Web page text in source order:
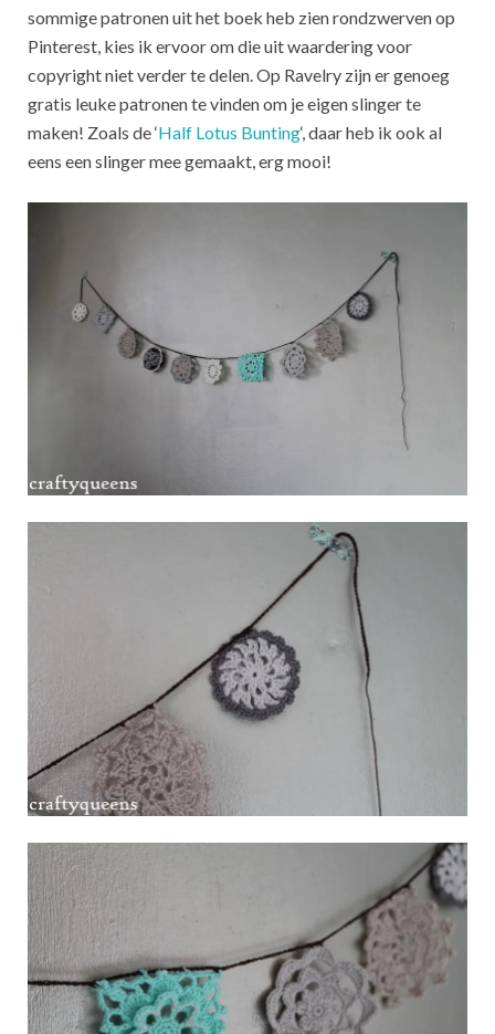
sommige patronen uit het boek heb zien rondzwerven op
Pinterest, kies ik ervoor om die uit waardering voor
copyright niet verder te delen. Op Ravelry zijn er genoeg
gratis leuke patronen te vinden om je eigen slinger te
maken! Zoals de ‘Half Lotus Bunting‘, daar heb ik ook al
eens een slinger mee gemaakt, erg mooi!